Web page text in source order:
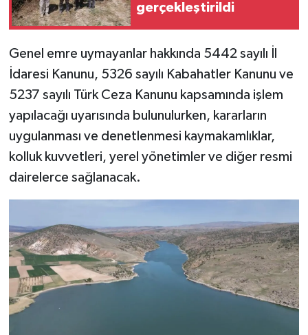
gerçekleştirildi
Genel emre uymayanlar hakkında 5442 sayılı İl
İdaresi Kanunu, 5326 sayılı Kabahatler Kanunu ve
5237 sayılı Türk Ceza Kanunu kapsamında işlem
yapılacağı uyarısında bulunulurken, kararların
uygulanması ve denetlenmesi kaymakamlıklar,
kolluk kuvvetleri, yerel yönetimler ve diğer resmi
dairelerce sağlanacak.